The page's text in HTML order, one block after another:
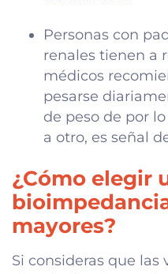
Personas con
renales tienen a
médicos
pesarse
de peso de por
a otro, es señal
¿Cómo elegir
mayores?
Si consideras que las